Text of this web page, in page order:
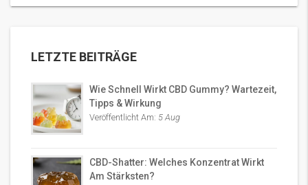
LETZTE BEITRÄGE
Wie Schnell Wirkt CBD Gummy? Wartezeit,
Tipps & Wirkung
Veröffentlicht Am: 5 Aug
CBD-Shatter: Welches Konzentrat Wirkt
Am Stärksten?